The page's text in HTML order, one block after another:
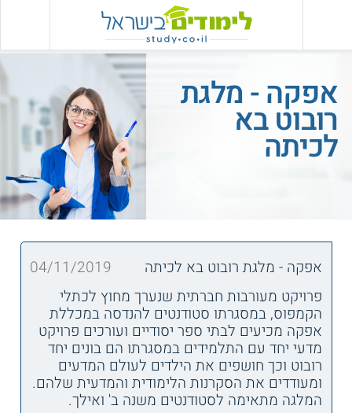
אפקה - מלגת
רובוט בא
לכיתה
אפקה - מלגת רובוט בא לכיתה
04/11/2019
פרויקט מעורבות חברתית שנערך מחוץ לכתלי
הקמפוס, במסגרתו סטודנטים להנדסה במכללת
אפקה מכיעים לבתי ספר יסודיים ועורכים פרויקט
מדעי יחד עם התלמידים במסגרתו הם בונים יחד
רובוט וכך חושפים את הילדים לעולם המדעים
ומעודדים את הסקרנות הלימודית והמדעית שלהם.
המלגה מתאימה לסטודנטים משנה ב' ואילך.